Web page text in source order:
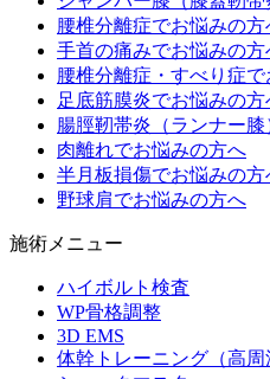
腰椎分離症でお悩みの方
手首の痛みでお悩みの方
腰椎分離症・すべり症
足底筋膜炎でお悩みの方
腸脛靭帯炎（ランナー
肉離れでお悩みの方へ
半月板損傷でお悩みの方
野球肩でお悩みの方へ
施術メニュー
ハイボルト検査
WP骨格調整
3D EMS
体幹トレーニング（高周